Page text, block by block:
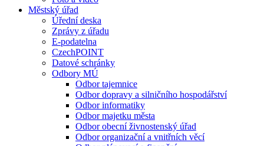
Městský úřad
Úřední deska
Zprávy z úřadu
E-podatelna
CzechPOINT
Datové schránky
Odbory MÚ
Odbor tajemnice
Odbor dopravy a silničního hospodářství
Odbor informatiky
Odbor majetku města
Odbor obecní živnostenský úřad
Odbor organizační a vnitřních věcí